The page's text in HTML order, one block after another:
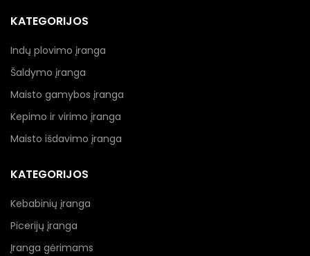
KATEGORIJOS
Indų plovimo įranga
Šaldymo įranga
Maisto gamybos įranga
Kepimo ir virimo įranga
Maisto išdavimo įranga
KATEGORIJOS
Kebabinių įranga
Picerijų įranga
Įranga gėrimams